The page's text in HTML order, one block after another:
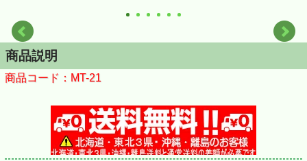
商品説明
商品コード：MT-21